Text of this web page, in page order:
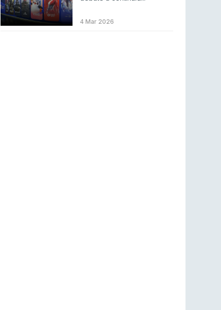
Betclic renova parceria com a RTP Arena para
a época 2026/27
4 Mar 2026